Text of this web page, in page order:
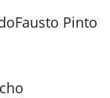
Pinto